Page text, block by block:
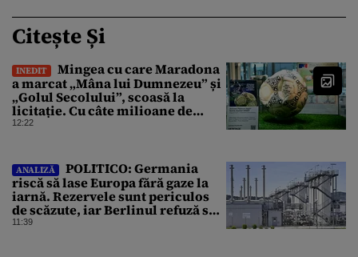
Citește Și
INEDIT
Mingea cu care Maradona
a marcat „Mâna lui Dumnezeu” și
„Golul Secolului”, scoasă la
licitație. Cu câte milioane de
dolari ar putea fi vândută
12:22
ANALIZĂ
POLITICO: Germania
riscă să lase Europa fără gaze la
iarnă. Rezervele sunt periculos
de scăzute, iar Berlinul refuză să
intervină
11:39